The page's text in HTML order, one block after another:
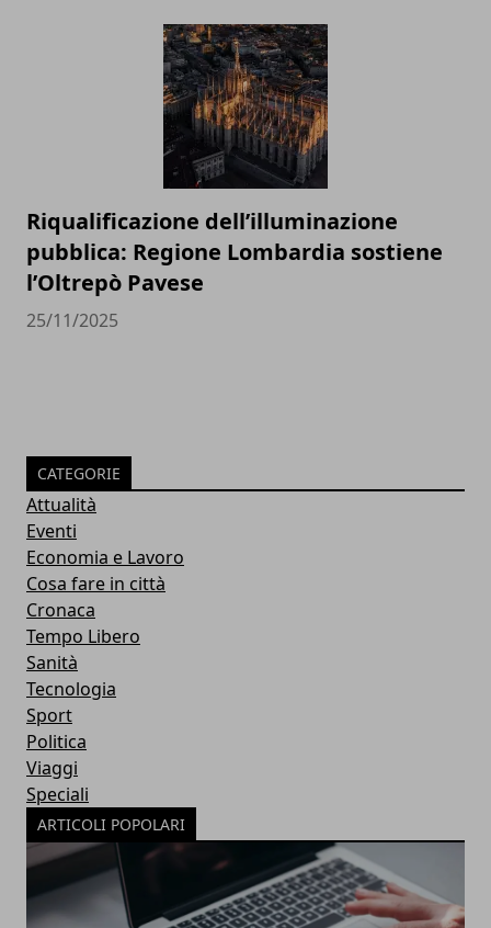
Riqualificazione dell’illuminazione
pubblica: Regione Lombardia sostiene
l’Oltrepò Pavese
25/11/2025
CATEGORIE
Attualità
Eventi
Economia e Lavoro
Cosa fare in città
Cronaca
Tempo Libero
Sanità
Tecnologia
Sport
Politica
Viaggi
Speciali
ARTICOLI POPOLARI